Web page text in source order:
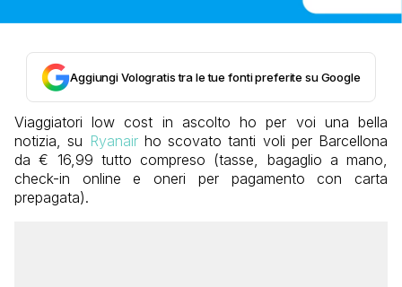
Aggiungi Vologratis tra le tue fonti preferite su Google
Viaggiatori low cost in ascolto ho per voi una bella
notizia, su Ryanairho scovato tanti voli per Barcellona
da € 16,99 tutto compreso (tasse, bagaglio a mano,
check-in online e oneri per pagamento con carta
prepagata).